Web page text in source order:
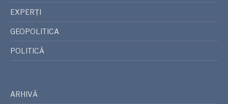
EXPERȚI
GEOPOLITICA
POLITICĂ
ARHIVĂ